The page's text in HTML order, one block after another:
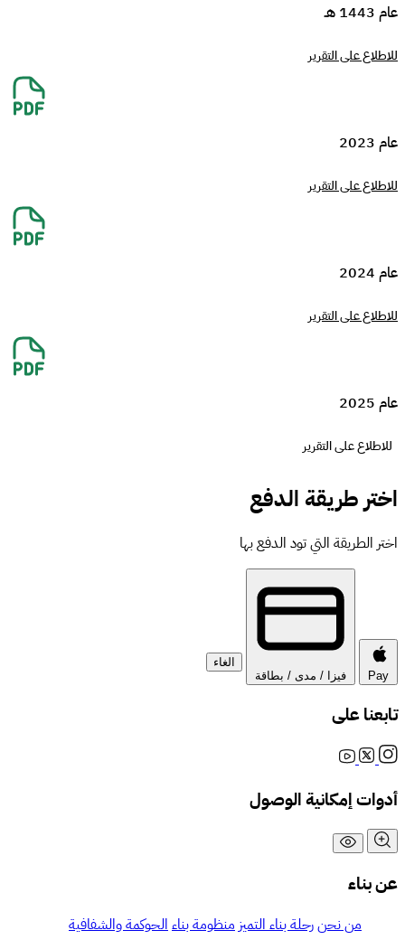
عام 1443 هـ
للاطلاع على التقرير
عام 2023
للاطلاع على التقرير
عام 2024
للاطلاع على التقرير
عام 2025
للاطلاع على التقرير
اختر طريقة الدفع
اختر الطريقة التي تود الدفع بها
Pay فيزا / مدى / بطاقة
الغاء
تابعنا على
أدوات إمكانية الوصول
عن بناء
من نحنرحلة بناء التميز منظومة بناء الحوكمة والشفافية